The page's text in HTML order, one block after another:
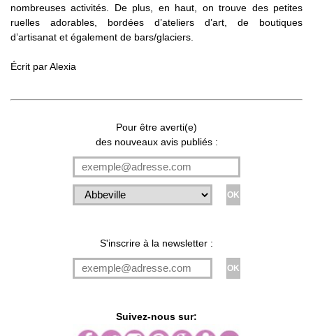
nombreuses activités. De plus, en haut, on trouve des petites
ruelles adorables, bordées d’ateliers d’art, de boutiques
d’artisanat et également de bars/glaciers.
Écrit parAlexia
Pour être averti(e)
des nouveaux avis publiés :
S'inscrire à la newsletter :
Suivez-nous sur: